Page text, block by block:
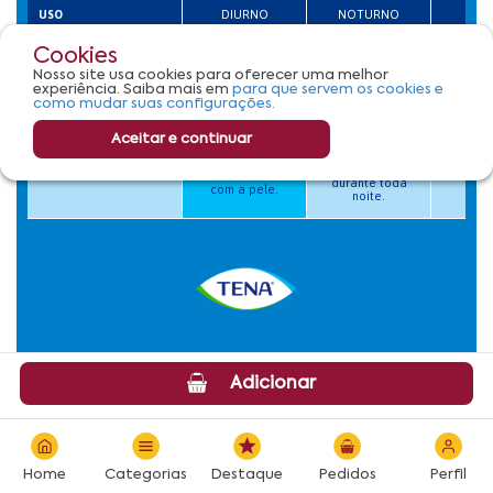
Adicionar
Cookies
Nosso site usa cookies para oferecer uma melhor
experiência. Saiba mais em para que servem os cookies e
como mudar suas configurações.
Aceitar e continuar
Home Categorias Destaque Pedidos Perfil